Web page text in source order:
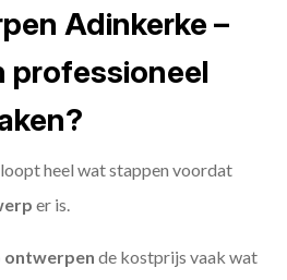
Adinkerke –
professioneel
heel wat stappen voordat
er is.
ontwerpen de kostprijs vaak wat